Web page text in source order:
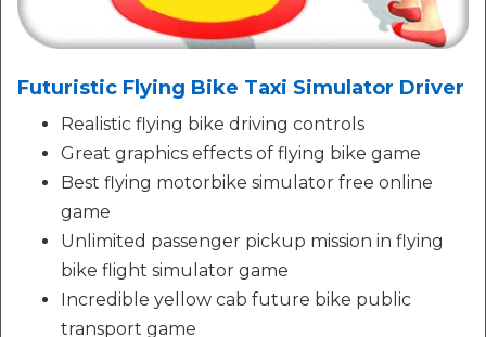
Futuristic Flying Bike Taxi Simulator Driver
Realistic flying bike driving controls
Great graphics effects of flying bike game
Best flying motorbike simulator free online
game
Unlimited passenger pickup mission in flying
bike flight simulator game
Incredible yellow cab future bike public
transport game